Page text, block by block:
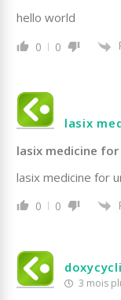
hello world
0 0
lasix
lasix medicine for
lasix medicine for
0 0
3 mois